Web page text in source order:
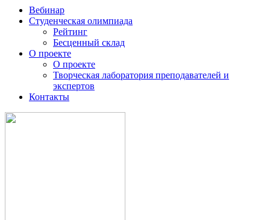
Вебинар
Студенческая олимпиада
Рейтинг
Бесценный склад
О проекте
О проекте
Творческая лаборатория преподавателей и
экспертов
Контакты